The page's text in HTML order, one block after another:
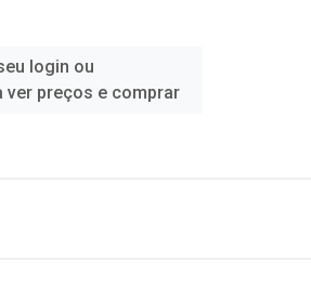
login ou
ver preços e comprar